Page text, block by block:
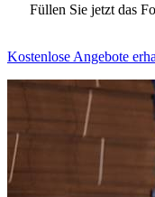
Füllen Sie jetzt das
Kostenlose Angebote